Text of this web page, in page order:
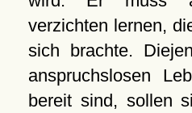
verzichten lernen,
sich brachte.
anspruchslosen
bereit sind, sollen